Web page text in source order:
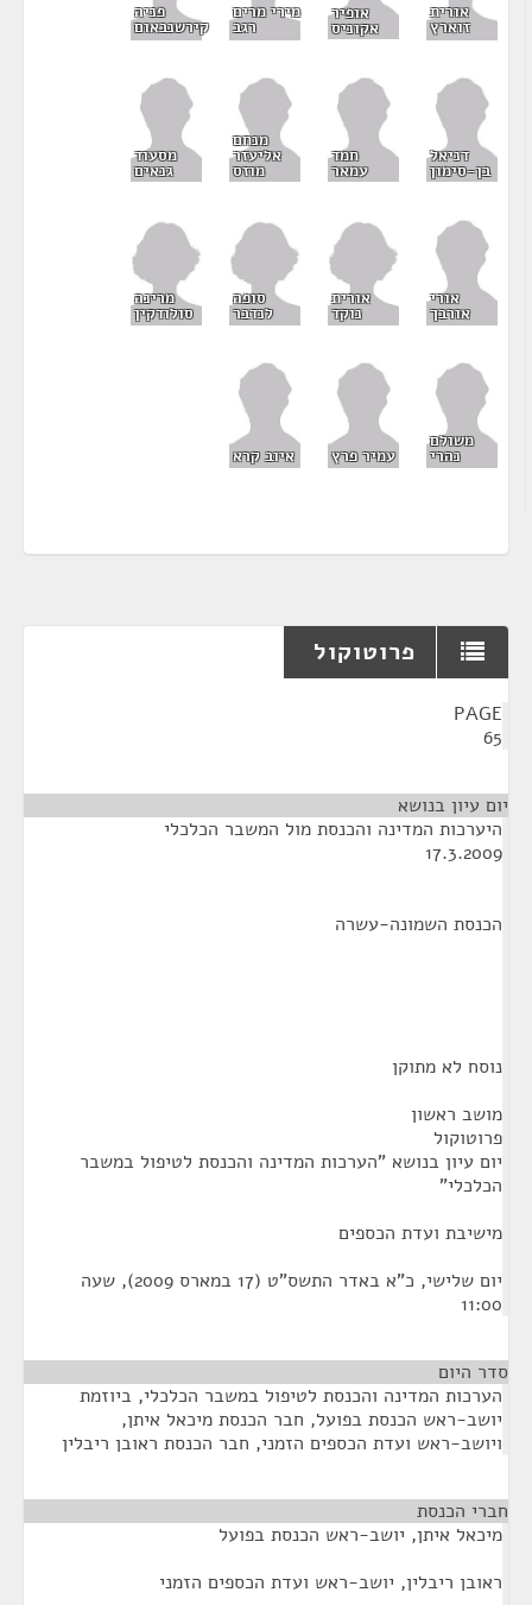
אורית
זוארץ
אופיר
אקוניס
מירי מרים
רגב
פניה
קירשנבאום
דניאל
בן-סימון
חמד
עמאר
מנחם
אליעזר
מוזס
מסעוד
גנאים
אורי
אורבך
אורית
נוקד
סופה
לנדבר
מרינה
סולודקין
משולם
נהרי עמיר פרץ איוב קרא
פרוטוקול
PAGE
65
יום עיון בנושא
היערכות המדינה והכנסת מול המשבר הכלכלי
17.3.2009
הכנסת השמונה-עשרה
נוסח לא מתוקן
מושב ראשון
פרוטוקול
יום עיון בנושא "הערכות המדינה והכנסת לטיפול במשבר
הכלכלי"
מישיבת ועדת הכספים
יום שלישי, כ"א באדר התשס"ט (17 במארס 2009), שעה
11:00
סדר היום
הערכות המדינה והכנסת לטיפול במשבר הכלכלי, ביוזמת
יושב-ראש הכנסת בפועל, חבר הכנסת מיכאל איתן,
ויושב-ראש ועדת הכספים הזמני, חבר הכנסת ראובן ריבלין
חברי הכנסת
מיכאל איתן, יושב-ראש הכנסת בפועל
ראובן ריבלין, יושב-ראש ועדת הכספים הזמני